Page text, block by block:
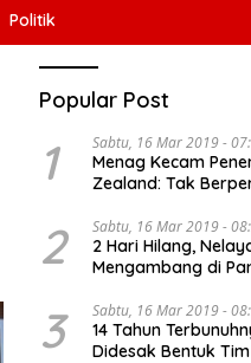
Politik
Popular Post
1 Sabtu, 16 Mar 2019 -
Menag Kecam
Zealand: Tak
2 Sabtu, 16 Mar 2019 -
2 Hari Hilang,
Mengambang di
3 Sabtu, 16 Mar 2019 -
14 Tahun
Didesak Bentuk